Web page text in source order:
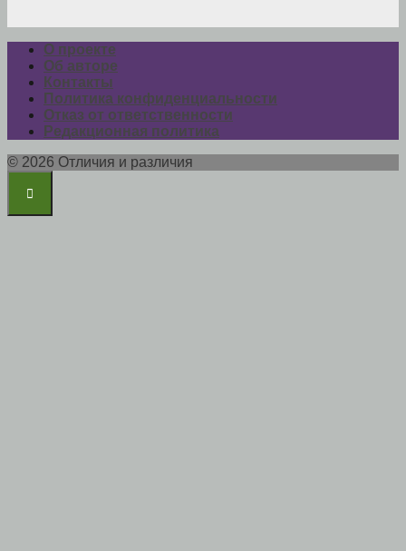
О проекте
Об авторе
Контакты
Политика конфиденциальности
Отказ от ответственности
Редакционная политика
© 2026 Отличия и различия